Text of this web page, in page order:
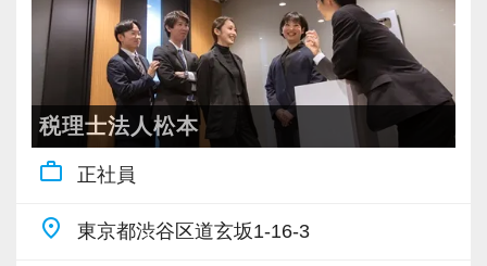
【求職者へのメッセージ】
人を大事に育てるカルチャーが根付いている会
社です。
一人一人のスタッフが、⻑期的な視野で成⻑・
活躍してくれることを期待しています。短期的
なスパンでの採用は考えていません。
安心して、⻑く一緒に貢献の場を広げていける
ような会社を目指しています。
い目標がある方は、ぜひ当社の門を叩いてくだ
さい！
【ご紹介が多い安定企業でお客様から一番に信
頼される税務のプロを目指せます】
私達は「税務のプロフェッショナルとしてお客
様に寄り添う」ことが一つの使命です。
【対象業種100種以上！節税・融資・税務調査に
強い税理士法人です】
創業以来17年連続増収増益、顧問先数2500以
上、全国6拠点で安定的に成長中です。
お客様に事務所までご来社いただく来所型サー
います。
税理士法人松本
work_outline 正社員
place 東京都渋谷区道玄坂1-16-3